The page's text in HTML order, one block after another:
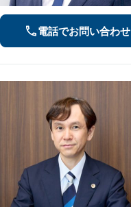
電話でお問い合わせ